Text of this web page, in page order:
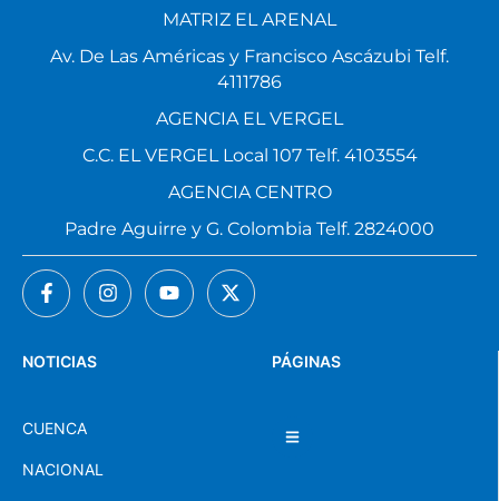
PÁGINAS
NOTICIAS
CUENCA
NACIONAL
MATRIZ EL ARENAL
Av. De Las Américas y Francisco Ascázubi Telf.
4111786
AGENCIA EL VERGEL
C.C. EL VERGEL Local 107 Telf. 4103554
AGENCIA CENTRO
Padre Aguirre y G. Colombia Telf. 2824000